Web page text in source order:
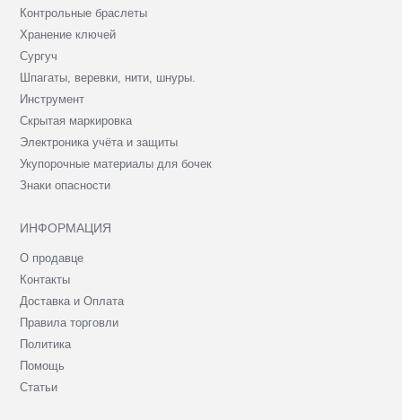
Контрольные браслеты
Хранение ключей
Сургуч
Шпагаты, веревки, нити, шнуры.
Инструмент
Скрытая маркировка
Электроника учёта и защиты
Укупорочные материалы для бочек
Знаки опасности
ИНФОРМАЦИЯ
О продавце
Контакты
Доставка и Оплата
Правила торговли
Политика
Помощь
Статьи